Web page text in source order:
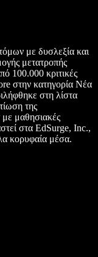
με δυσλεξία και
μετατροπής
100.000 κριτικές
στην κατηγορία Νέα
στη λίστα
της
με μαθησιακές
στα EdSurge, Inc.,
κορυφαία μέσα.